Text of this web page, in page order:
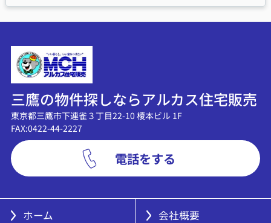
三鷹の物件探しならアルカス住宅販売
東京都三鷹市下連雀３丁目22-10 榎本ビル 1F
FAX:0422-44-2227
電話をする
ホーム 会社概要